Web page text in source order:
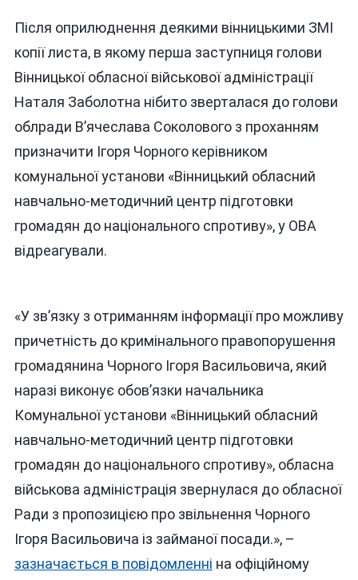
Після оприлюднення деякими вінницькими ЗМІ
копії листа, в якому перша заступниця голови
Вінницької обласної військової адміністрації
Наталя Заболотна нібито зверталася до голови
облради В’ячеслава Соколового з проханням
призначити Ігоря Чорного керівником
комунальної установи «Вінницький обласний
навчально-методичний центр підготовки
громадян до національного спротиву», у ОВА
відреагували.
«У зв’язку з отриманням інформації про можливу
причетність до кримінального правопорушення
громадянина Чорного Ігоря Васильовича, який
наразі виконує обов’язки начальника
Комунальної установи «Вінницький обласний
навчально-методичний центр підготовки
громадян до національного спротиву», обласна
військова адміністрація звернулася до обласної
Ради з пропозицією про звільнення Чорного
Ігоря Васильовича із займаної посади.», –
зазначається в повідомленні на офіційному